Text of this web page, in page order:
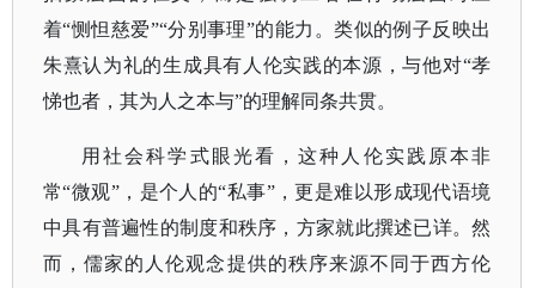
着“恻怛慈爱”“分别事理”的能力。类似的例子反映出
朱熹认为礼的生成具有人伦实践的本源，与他对“孝
悌也者，其为人之本与”的理解同条共贯。
用社会科学式眼光看，这种人伦实践原本非
常“微观”，是个人的“私事”，更是难以形成现代语境
中具有普遍性的制度和秩序，方家就此撰述已详。然
而，儒家的人伦观念提供的秩序来源不同于西方伦